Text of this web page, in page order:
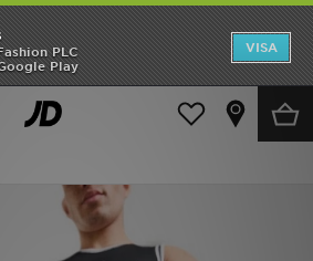
PLC
Play
VISA
Sportbags och Väskor
Jumpman Backpack